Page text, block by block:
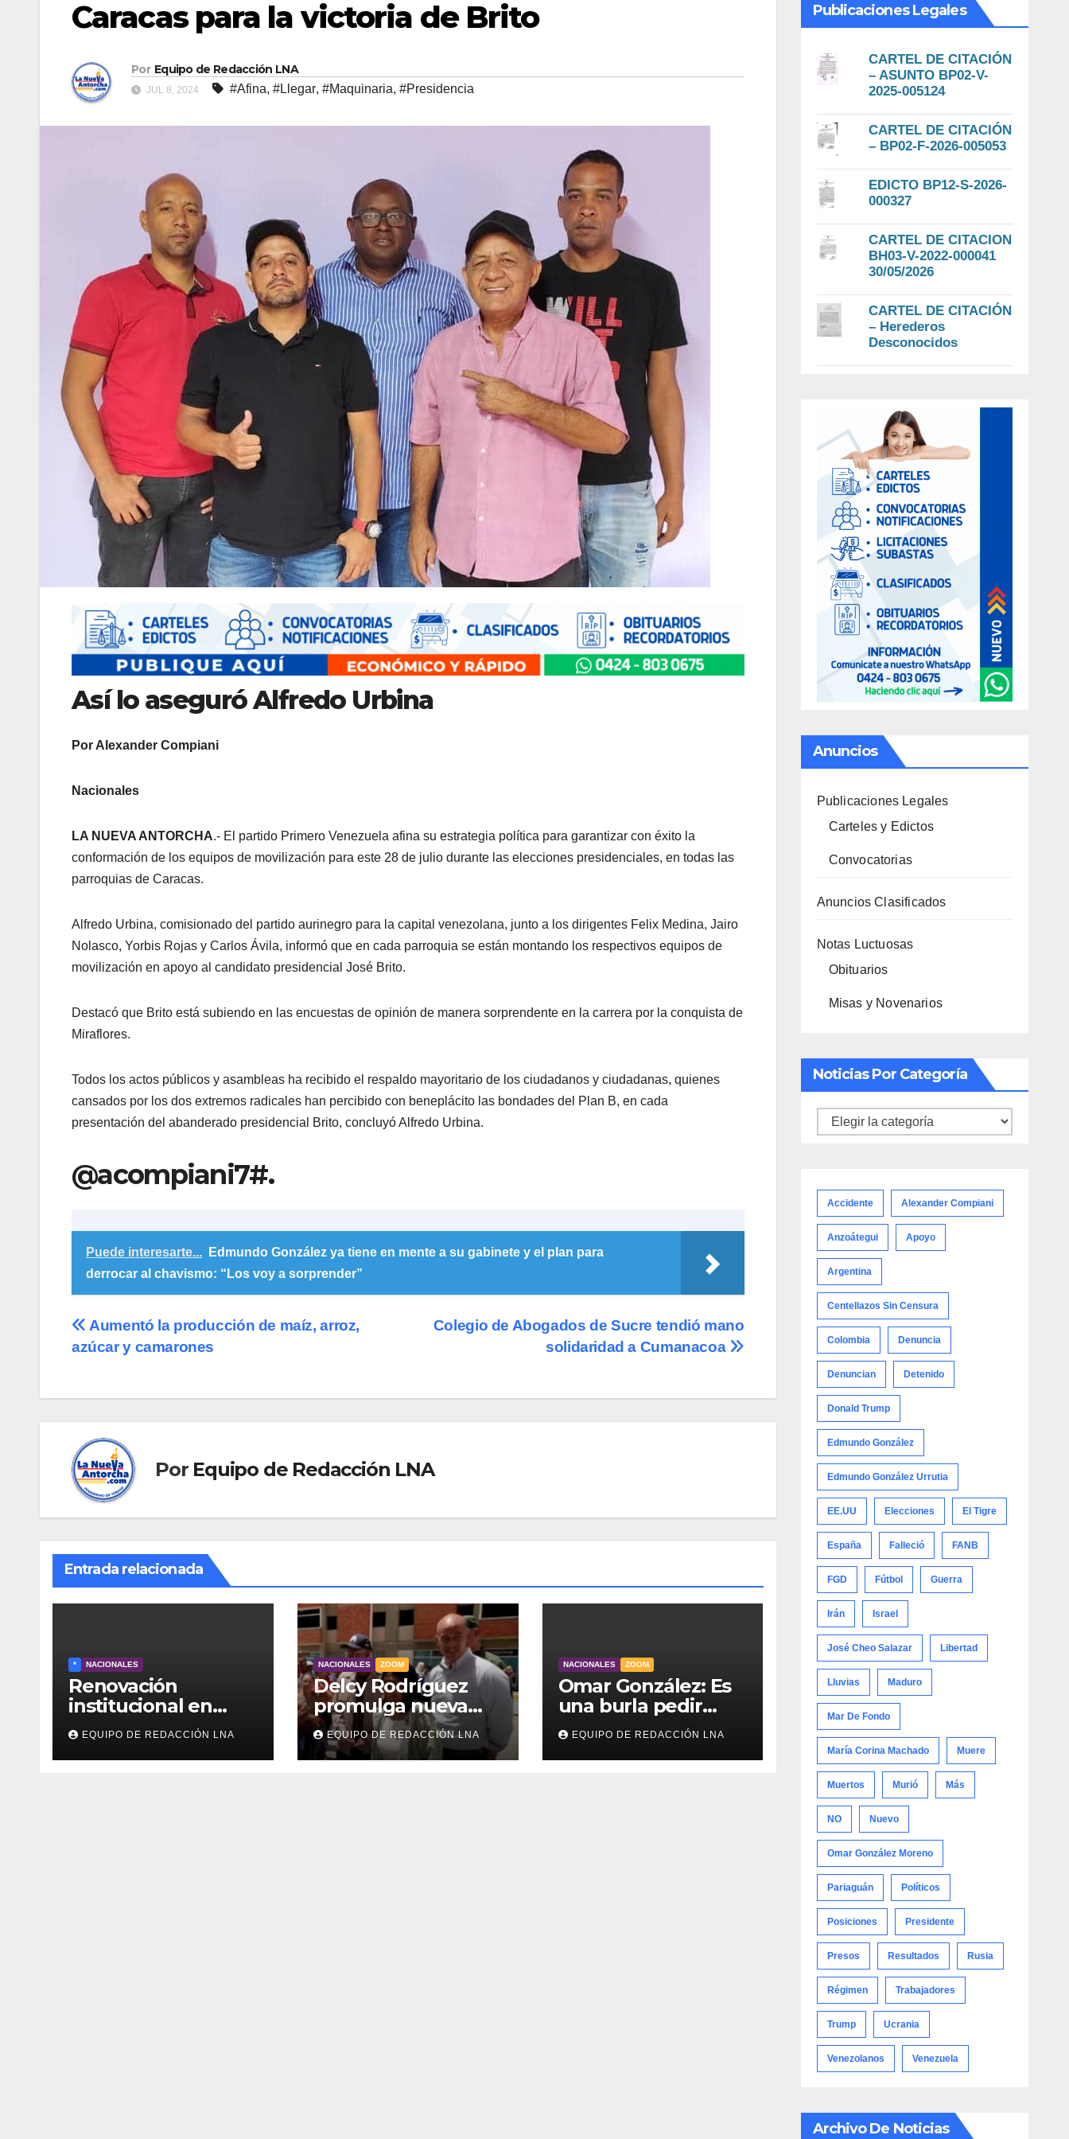
Caracas para la victoria de Brito
Por Equipo de Redacción LNA
JUL 8, 2024 #Afina, #Llegar, #Maquinaria, #Presidencia
Así lo aseguró Alfredo Urbina
Por Alexander Compiani
Nacionales
LA NUEVA ANTORCHA.- El partido Primero Venezuela afina su estrategia política para garantizar con éxito la
conformación de los equipos de movilización para este 28 de julio durante las elecciones presidenciales, en todas las
parroquias de Caracas.
Alfredo Urbina, comisionado del partido aurinegro para la capital venezolana, junto a los dirigentes Felix Medina, Jairo
Nolasco, Yorbis Rojas y Carlos Ávila, informó que en cada parroquia se están montando los respectivos equipos de
movilización en apoyo al candidato presidencial José Brito.
Destacó que Brito está subiendo en las encuestas de opinión de manera sorprendente en la carrera por la conquista de
Miraflores.
Todos los actos públicos y asambleas ha recibido el respaldo mayoritario de los ciudadanos y ciudadanas, quienes
cansados por los dos extremos radicales han percibido con beneplácito las bondades del Plan B, en cada
presentación del abanderado presidencial Brito, concluyó Alfredo Urbina.
@acompiani7#.
Puede interesarte...
Edmundo González ya tiene en mente a su gabinete y el plan para
derrocar al chavismo: “Los voy a sorprender”
Navegación
entradas
Colegio de Abogados de Sucre tendió mano
solidaridad a Cumanacoa
Aumentó la producción de maíz, arroz,
azúcar y camarones
Por Equipo de Redacción LNA
Entrada relacionada
* NACIONALES
Renovación
institucional en
Venezuela: TSJ y
CNE serían
designados a
EQUIPO DE REDACCIÓN LNA
NACIONALES ZOOM
Delcy Rodríguez
promulga nueva
Ley de
Arrendamiento
para atender a
EQUIPO DE REDACCIÓN LNA
NACIONALES ZOOM
Omar González: Es
una burla pedir
ahorro cuando
millones viven sin
luz y sin agua
EQUIPO DE REDACCIÓN LNA
Publicaciones Legales
CARTEL DE CITACIÓN
– ASUNTO BP02-V-
2025-005124
CARTEL DE CITACIÓN
– BP02-F-2026-005053
EDICTO BP12-S-2026-
000327
CARTEL DE CITACION
BH03-V-2022-000041
30/05/2026
CARTEL DE CITACIÓN
– Herederos
Desconocidos
Anuncios
Publicaciones Legales
Carteles y Edictos
Convocatorias
Anuncios Clasificados
Notas Luctuosas
Obituarios
Misas y Novenarios
Noticias Por Categoría
Noticias
Accidente Alexander Compiani
Anzoátegui Apoyo
Argentina
Centellazos Sin Censura
Colombia Denuncia
Denuncian Detenido
Donald Trump
Edmundo González
Edmundo González Urrutia
EE.UU Elecciones El Tigre
España Falleció FANB
FGD Fútbol Guerra
Irán Israel
José Cheo Salazar Libertad
Lluvias Maduro
Mar De Fondo
María Corina Machado Muere
Muertos Murió Más
NO Nuevo
Omar González Moreno
Pariaguán Políticos
Posiciones Presidente
Presos Resultados Rusia
Régimen Trabajadores
Trump Ucrania
Venezolanos Venezuela
Archivo De Noticias